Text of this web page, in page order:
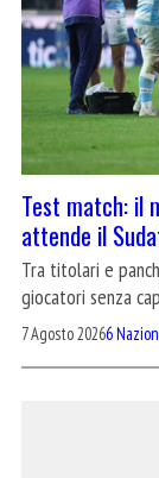
Test match: il
attende il
Tra titolari e
giocatori senza
7 Agosto 20266